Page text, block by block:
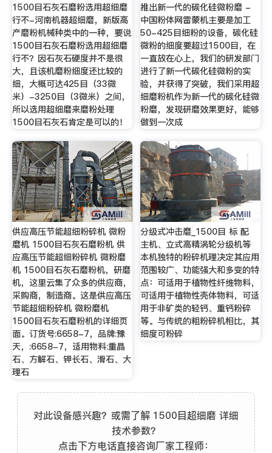
1500目石灰石磨粉选用超细磨
行不-河南机器超细磨，新版高
产磨粉机械种类中的一种，要说
1500目石灰石磨粉选用超细磨
行不？因石灰石硬度并不是很
大，且该机磨粉细度还比较的
细，大概可达425目（33微
米）-3250目（3微米）之间，
所以选用超细磨来磨粉处理
1500目石灰石肯定是可以的！
推出新一代的碳化硅微粉磨 -
中国粉体网雷蒙机主要是加工
50-425目细粉的设备，碳化硅
微粉的细度要超过1500目，在
一直放在心上，我们的研发部门
进行了新一代碳化硅微粉的实
验，并获得了突破，我们采用超
细磨粉机作为新一代的碳化硅微
粉磨，发现研磨效果更好，能够
做到一次成
供应高压节能超细粉碎机 微粉
磨机 1500目石灰石磨粉机 供
应高压节能超细粉碎机 微粉磨
机 1500目石灰石磨粉机，研磨
机，这里云集了众多的供应商，
采购商，制造商。这是供应高压
节能超细粉碎机 微粉磨机
1500目石灰石磨粉机的详细页
面。订货号:6658-7，品牌:豫
天，:6658-7，适用物料:重晶
石、方解石、钾长石、滑石、大
理石
分级式冲击磨_1500目 标 配
主机、立式高精涡轮分级机等
本机独特的粉碎机理决定其应用
范围较广、功能强大和多变的特
点：可适用于植物性纤维物料，
可适用于植物性壳体物料，可适
用于非矿类的轻钙、重钙粉碎
等。与传统的粗粉碎机相比，其
细度可粉碎
对此设备感兴趣？或需了解 1500目超细磨 详细
技术参数？
点击下方电话直接咨询厂家工程师：